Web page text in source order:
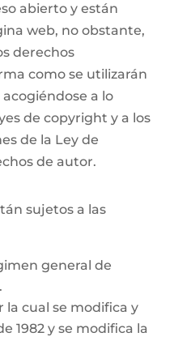
abierto y están
web, no obstante,
derechos
como se utilizarán
a lo
de copyright y a los
de la Ley de
de autor.
sujetos a las
general de
la cual se modifica y
1982 y se modifica la